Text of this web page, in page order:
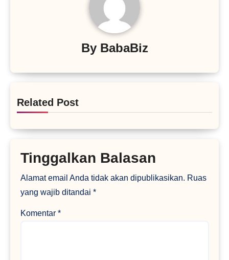
By BabaBiz
Related Post
Tinggalkan Balasan
Alamat email Anda tidak akan dipublikasikan. Ruas
yang wajib ditandai *
Komentar *